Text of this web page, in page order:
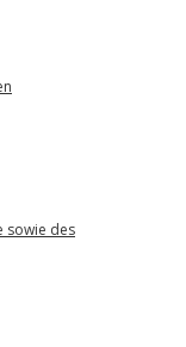
sowie des